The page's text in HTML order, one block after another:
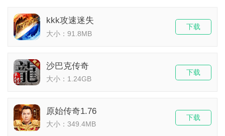
kkk攻速迷失
大小：91.8MB
下载
沙巴克传奇
大小：1.24GB
下载
原始传奇1.76
大小：349.4MB
下载